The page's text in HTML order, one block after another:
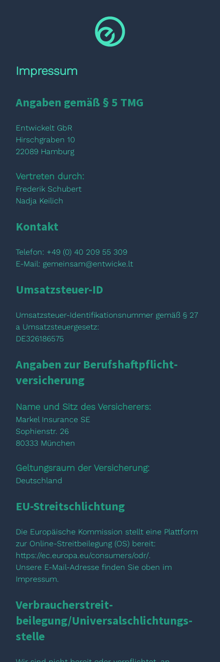
Impressum
Angaben gemäß § 5 TMG
Entwickelt GbR
Hirschgraben 10
22089 Hamburg
Vertreten durch:
Frederik Schubert
Nadja Keilich
Kontakt
Telefon: +49 (0) 40 209 55 309
E-Mail: gemeinsam@entwicke.lt
Umsatzsteuer-ID
Umsatzsteuer-Identifikationsnummer gemäß § 27
a Umsatzsteuergesetz:
DE326186575
Angaben zur Berufs­haftpflicht­
versicherung
Name und Sitz des Versicherers:
Markel Insurance SE
Sophienstr. 26
80333 München
Geltungsraum der Versicherung:
Deutschland
EU-Streitschlichtung
Die Europäische Kommission stellt eine Plattform
zur Online-Streitbeilegung (OS) bereit:
https://ec.europa.eu/consumers/odr/.
Unsere E-Mail-Adresse finden Sie oben im
Impressum.
Verbraucher­streit­
beilegung/Universal­schlichtungs­
stelle